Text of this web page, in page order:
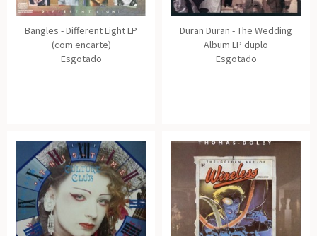
Bangles - Different Light LP
(com encarte)
Esgotado
Duran Duran - The Wedding
Album LP duplo
Esgotado